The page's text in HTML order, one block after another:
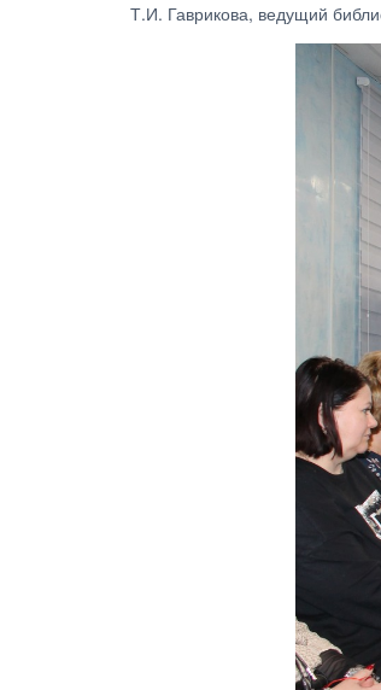
Т.И. Гаврикова, ведущий